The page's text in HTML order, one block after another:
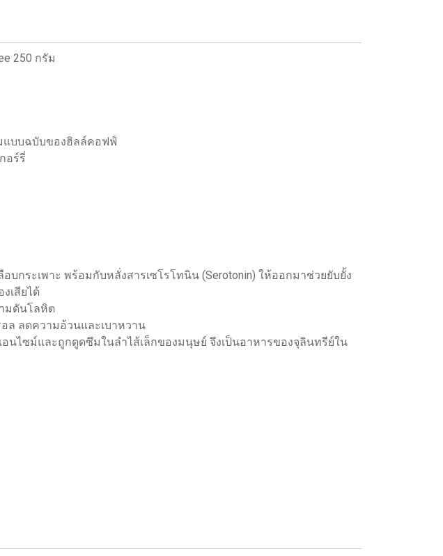
250 กรัม
แบบฉบับของฮิลล์คอฟฟ์
อร์รี่
บกระเพาะ พร้อมกับหลั่งสารเซโรโทนิน (Serotonin) ให้ออกมาช่วยยับยั้ง
เสียได้
มดันโลหิต
อล ลดความอ้วนและเบาหวาน
นไซม์และถูกดูดซึมในลำไส้เล็กของมนุษย์ จึงเป็นอาหารของจุลินทรีย์ใน